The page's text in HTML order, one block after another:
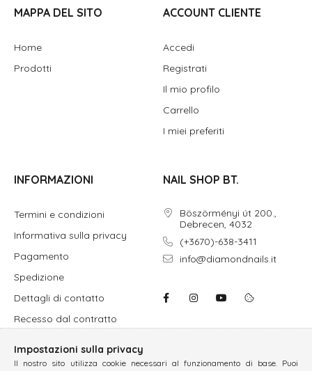
MAPPA DEL SITO
Home
Prodotti
ACCOUNT CLIENTE
Accedi
Registrati
Il mio profilo
Carrello
I miei preferiti
INFORMAZIONI
Termini e condizioni
Informativa sulla privacy
Pagamento
Spedizione
Dettagli di contatto
Recesso dal contratto
NAIL SHOP BT.
Böszörményi út 200.,
Debrecen, 4032
(+3670)-638-3411
info@diamondnails.it
Impostazioni sulla privacy
Il nostro sito utilizza cookie necessari al funzionamento di base. Puoi